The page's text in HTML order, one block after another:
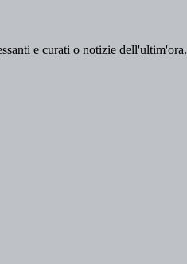
e curati o notizie dell'ultim'ora.